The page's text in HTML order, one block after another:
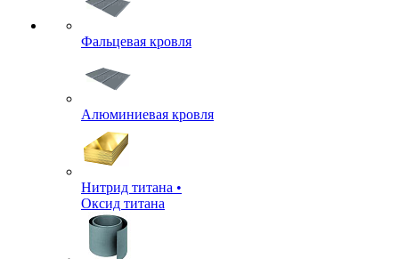
Фальцевая кровля
Алюминиевая кровля
Нитрид титана •
Оксид титана